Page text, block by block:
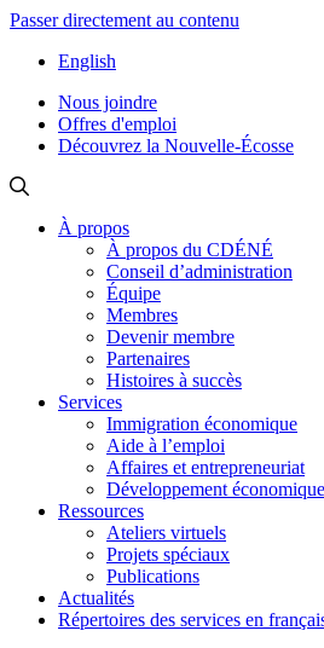
Passer directement au contenu
English
Nous joindre
Offres d'emploi
Découvrez la Nouvelle-Écosse
À propos
À propos du CDÉNÉ
Conseil d’administration
Équipe
Membres
Devenir membre
Partenaires
Histoires à succès
Services
Immigration économique
Aide à l’emploi
Affaires et entrepreneuriat
Développement
Ressources
Ateliers virtuels
Projets spéciaux
Publications
Actualités
Répertoires des services en